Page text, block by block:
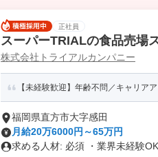
正社員
スーパーTRIALの食品売場
株式会社トライアルカンパニー
【未経験歓迎】年齢不問／キャリア
福岡県直方市大字感田
月給20万6000円～65万円
求める人材: 必須 ・業界未経験